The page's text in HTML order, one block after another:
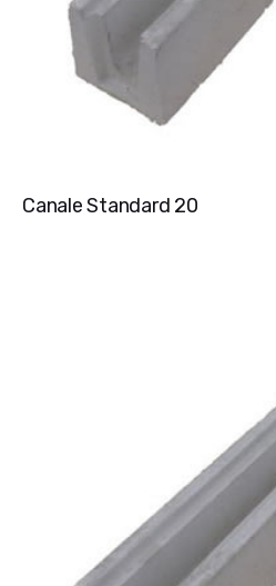
Canale Standard 20